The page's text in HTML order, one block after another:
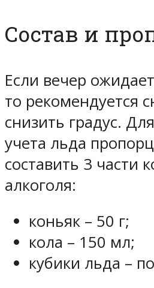
Состав и
Если вечер
то рекомендуется
снизить градус.
учета льда
составить 3 части
алкоголя:
коньяк – 50 г;
кола – 150 мл;
кубики льда –